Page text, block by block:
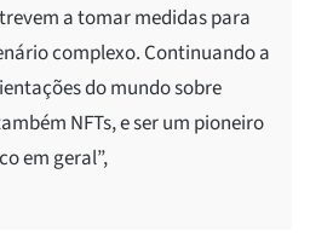
a tomar medidas para
complexo. Continuando a
do mundo sobre
NFTs, e ser um pioneiro
em geral”,